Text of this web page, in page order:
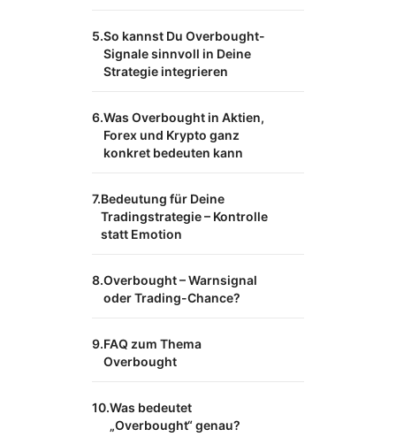
So kannst Du Overbought-
Signale sinnvoll in Deine
Strategie integrieren
Was Overbought in Aktien,
Forex und Krypto ganz
konkret bedeuten kann
Bedeutung für Deine
Tradingstrategie – Kontrolle
statt Emotion
Overbought – Warnsignal
oder Trading-Chance?
FAQ zum Thema
Overbought
Was bedeutet
„Overbought“ genau?